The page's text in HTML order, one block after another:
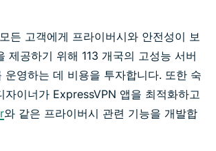
든 고객에게 프라이버시와 안전성이 보
제공하기 위해 113 개국의 고성능 서버
운영하는 데 비용을 투자합니다. 또한 숙
자이너가 ExpressVPN 앱을 최적화하고
와 같은 프라이버시 관련 기능을 개발합